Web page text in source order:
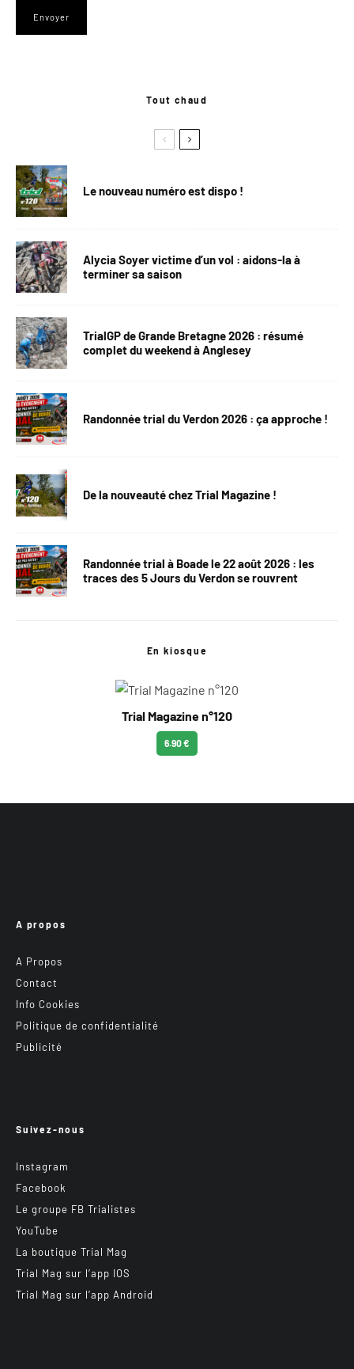
Tout chaud
Le nouveau numéro est dispo !
Alycia Soyer victime d’un vol : aidons-la à
terminer sa saison
TrialGP de Grande Bretagne 2026 : résumé
complet du weekend à Anglesey
Randonnée trial du Verdon 2026 : ça approche !
De la nouveauté chez Trial Magazine !
Randonnée trial à Boade le 22 août 2026 : les
traces des 5 Jours du Verdon se rouvrent
En kiosque
Trial Magazine n°120
6.90 €
A propos
A Propos
Contact
Info Cookies
Politique de confidentialité
Publicité
Suivez-nous
Instagram
Facebook
Le groupe FB Trialistes
YouTube
La boutique Trial Mag
Trial Mag sur l’app IOS
Trial Mag sur l’app Android